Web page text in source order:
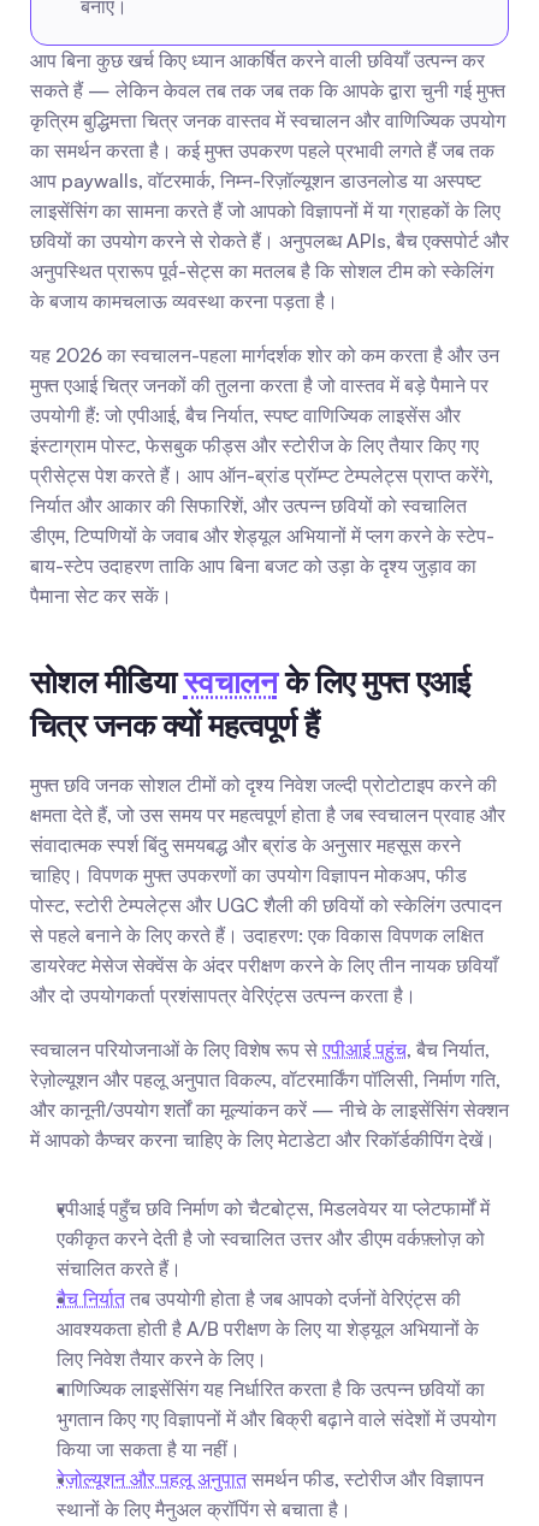
बनाएं।
आप बिना कुछ खर्च किए ध्यान आकर्षित करने वाली छवियाँ उत्पन्न कर
सकते हैं — लेकिन केवल तब तक जब तक कि आपके द्वारा चुनी गई मुफ्त
कृत्रिम बुद्धिमत्ता चित्र जनक वास्तव में स्वचालन और वाणिज्यिक उपयोग
का समर्थन करता है। कई मुफ्त उपकरण पहले प्रभावी लगते हैं जब तक
आप paywalls, वॉटरमार्क, निम्न-रिज़ॉल्यूशन डाउनलोड या अस्पष्ट
लाइसेंसिंग का सामना करते हैं जो आपको विज्ञापनों में या ग्राहकों के लिए
छवियों का उपयोग करने से रोकते हैं। अनुपलब्ध APIs, बैच एक्सपोर्ट और
अनुपस्थित प्रारूप पूर्व-सेट्स का मतलब है कि सोशल टीम को स्केलिंग
के बजाय कामचलाऊ व्यवस्था करना पड़ता है।
यह 2026 का स्वचालन-पहला मार्गदर्शक शोर को कम करता है और उन
मुफ्त एआई चित्र जनकों की तुलना करता है जो वास्तव में बड़े पैमाने पर
उपयोगी हैं: जो एपीआई, बैच निर्यात, स्पष्ट वाणिज्यिक लाइसेंस और
इंस्टाग्राम पोस्ट, फेसबुक फीड्स और स्टोरीज के लिए तैयार किए गए
प्रीसेट्स पेश करते हैं। आप ऑन-ब्रांड प्रॉम्प्ट टेम्पलेट्स प्राप्त करेंगे,
निर्यात और आकार की सिफारिशें, और उत्पन्न छवियों को स्वचालित
डीएम, टिप्पणियों के जवाब और शेड्यूल अभियानों में प्लग करने के स्टेप-
बाय-स्टेप उदाहरण ताकि आप बिना बजट को उड़ा के दृश्य जुड़ाव का
पैमाना सेट कर सकें।
सोशल मीडिया स्वचालन के लिए मुफ्त एआई
चित्र जनक क्यों महत्वपूर्ण हैं
मुफ्त छवि जनक सोशल टीमों को दृश्य निवेश जल्दी प्रोटोटाइप करने की
क्षमता देते हैं, जो उस समय पर महत्वपूर्ण होता है जब स्वचालन प्रवाह और
संवादात्मक स्पर्श बिंदु समयबद्ध और ब्रांड के अनुसार महसूस करने
चाहिए। विपणक मुफ्त उपकरणों का उपयोग विज्ञापन मोकअप, फीड
पोस्ट, स्टोरी टेम्पलेट्स और UGC शैली की छवियों को स्केलिंग उत्पादन
से पहले बनाने के लिए करते हैं। उदाहरण: एक विकास विपणक लक्षित
डायरेक्ट मेसेज सेक्वेंस के अंदर परीक्षण करने के लिए तीन नायक छवियाँ
और दो उपयोगकर्ता प्रशंसापत्र वेरिएंट्स उत्पन्न करता है।
स्वचालन परियोजनाओं के लिए विशेष रूप से एपीआई पहुंच, बैच निर्यात,
रेज़ोल्यूशन और पहलू अनुपात विकल्प, वॉटरमार्किंग पॉलिसी, निर्माण गति,
और कानूनी/उपयोग शर्तों का मूल्यांकन करें — नीचे के लाइसेंसिंग सेक्शन
में आपको कैप्चर करना चाहिए के लिए मेटाडेटा और रिकॉर्डकीपिंग देखें।
एपीआई पहुँच छवि निर्माण को चैटबोट्स, मिडलवेयर या प्लेटफार्मों में
एकीकृत करने देती है जो स्वचालित उत्तर और डीएम वर्कफ़्लोज़ को
संचालित करते हैं।
बैच निर्यात तब उपयोगी होता है जब आपको दर्जनों वेरिएंट्स की
आवश्यकता होती है A/B परीक्षण के लिए या शेड्यूल अभियानों के
लिए निवेश तैयार करने के लिए।
वाणिज्यिक लाइसेंसिंग यह निर्धारित करता है कि उत्पन्न छवियों का
भुगतान किए गए विज्ञापनों में और बिक्री बढ़ाने वाले संदेशों में उपयोग
किया जा सकता है या नहीं।
रेज़ोल्यूशन और पहलू अनुपात समर्थन फीड, स्टोरीज और विज्ञापन
स्थानों के लिए मैनुअल क्रॉपिंग से बचाता है।